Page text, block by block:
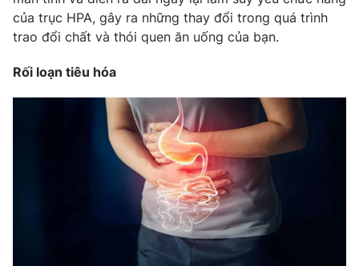
Giấy phép hoạt động báo in và báo điện tử số 483/GP-BTTTT
cấp ngày 29/12/2023
Phó Tổng Biên tập:Nguyễn Thị Mỹ Hạnh, Phạm Quốc Thắng,
024.38 355 931 - 024.38 355 932
Ðiện thoại Thời báo VTV:024.66 897 897
toasoan@vtv.vn
024-7300.7108
của trục HPA, gây ra những thay đổi trong quá trình
trao đổi chất và thói quen ăn uống của bạn.
Rối loạn tiêu hóa